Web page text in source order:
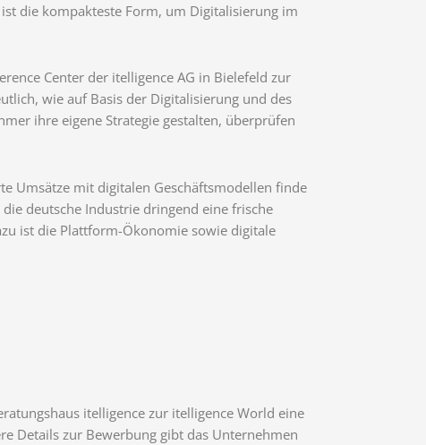
ist die kompakteste Form, um Digitalisierung im
Center der itelligence AG in Bielefeld zur
wie auf Basis der Digitalisierung und des
ihre eigene Strategie gestalten, überprüfen
Umsätze mit digitalen Geschäftsmodellen finde
die deutsche Industrie dringend eine frische
ist die Plattform-Ökonomie sowie digitale
itelligence zur itelligence World eine
Details zur Bewerbung gibt das Unternehmen